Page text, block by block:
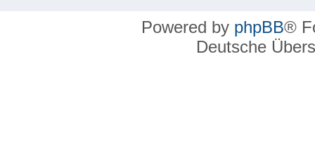
Powered by phpBB®
Deutsche